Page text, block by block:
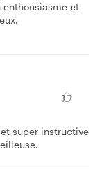
et
super instructive